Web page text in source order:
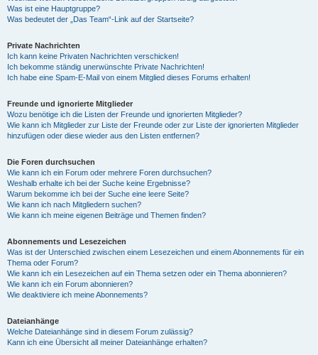
Was ist eine Hauptgruppe?
Was bedeutet der „Das Team“-Link auf der Startseite?
Private Nachrichten
Ich kann keine Privaten Nachrichten verschicken!
Ich bekomme ständig unerwünschte Private Nachrichten!
Ich habe eine Spam-E-Mail von einem Mitglied dieses Forums erhalten!
Freunde und ignorierte Mitglieder
Wozu benötige ich die Listen der Freunde und ignorierten Mitglieder?
Wie kann ich Mitglieder zur Liste der Freunde oder zur Liste der ignorierten Mitglieder
hinzufügen oder diese wieder aus den Listen entfernen?
Die Foren durchsuchen
Wie kann ich ein Forum oder mehrere Foren durchsuchen?
Weshalb erhalte ich bei der Suche keine Ergebnisse?
Warum bekomme ich bei der Suche eine leere Seite?
Wie kann ich nach Mitgliedern suchen?
Wie kann ich meine eigenen Beiträge und Themen finden?
Abonnements und Lesezeichen
Was ist der Unterschied zwischen einem Lesezeichen und einem Abonnements für ein
Thema oder Forum?
Wie kann ich ein Lesezeichen auf ein Thema setzen oder ein Thema abonnieren?
Wie kann ich ein Forum abonnieren?
Wie deaktiviere ich meine Abonnements?
Dateianhänge
Welche Dateianhänge sind in diesem Forum zulässig?
Kann ich eine Übersicht all meiner Dateianhänge erhalten?